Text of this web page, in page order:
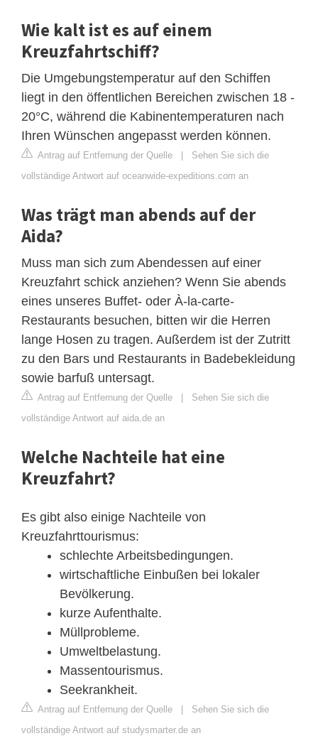
Wie kalt ist es auf einem
Kreuzfahrtschiff?
Die Umgebungstemperatur auf den Schiffen
liegt in den öffentlichen Bereichen zwischen 18 -
20°C, während die Kabinentemperaturen nach
Ihren Wünschen angepasst werden können.
Antrag auf Entfernung der Quelle | Sehen Sie sich die
vollständige Antwort auf oceanwide-expeditions.com an
Was trägt man abends auf der
Aida?
Muss man sich zum Abendessen auf einer
Kreuzfahrt schick anziehen? Wenn Sie abends
eines unseres Buffet- oder À-la-carte-
Restaurants besuchen, bitten wir die Herren
lange Hosen zu tragen. Außerdem ist der Zutritt
zu den Bars und Restaurants in Badebekleidung
sowie barfuß untersagt.
Antrag auf Entfernung der Quelle | Sehen Sie sich die
vollständige Antwort auf aida.de an
Welche Nachteile hat eine
Kreuzfahrt?
Es gibt also einige Nachteile von
Kreuzfahrttourismus:
schlechte Arbeitsbedingungen.
wirtschaftliche Einbußen bei lokaler
Bevölkerung.
kurze Aufenthalte.
Müllprobleme.
Umweltbelastung.
Massentourismus.
Seekrankheit.
Antrag auf Entfernung der Quelle | Sehen Sie sich die
vollständige Antwort auf studysmarter.de an